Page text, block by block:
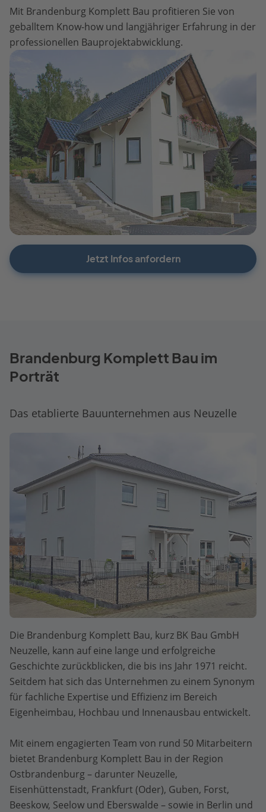
Mit Brandenburg Komplett Bau profitieren Sie von
geballtem Know-how und langjähriger Erfahrung in der
professionellen Bauprojektabwicklung.
Jetzt Infos anfordern
Brandenburg Komplett Bau im
Porträt
Das etablierte Bauunternehmen aus Neuzelle
Die Brandenburg Komplett Bau, kurz BK Bau GmbH
Neuzelle, kann auf eine lange und erfolgreiche
Geschichte zurückblicken, die bis ins Jahr 1971 reicht.
Seitdem hat sich das Unternehmen zu einem Synonym
für fachliche Expertise und Effizienz im Bereich
Eigenheimbau, Hochbau und Innenausbau entwickelt.
Mit einem engagierten Team von rund 50 Mitarbeitern
bietet Brandenburg Komplett Bau in der Region
Ostbrandenburg – darunter Neuzelle,
Eisenhüttenstadt, Frankfurt (Oder), Guben, Forst,
Beeskow, Seelow und Eberswalde – sowie in Berlin und